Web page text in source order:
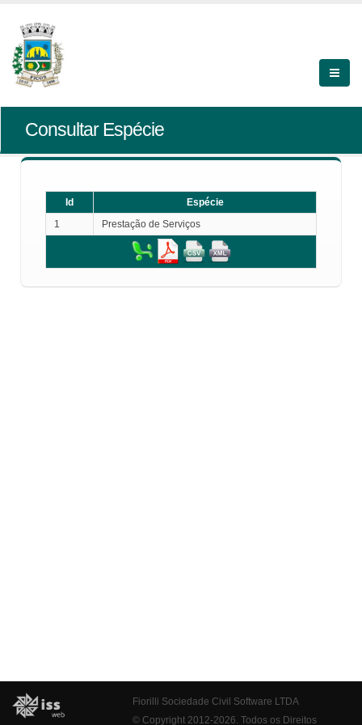
Consultar Espécie
Id
Espécie
1
Prestação de Serviços
Fiorilli Sociedade Civil Software LTDA
© Copyright 2012-2026. Todos os Direitos